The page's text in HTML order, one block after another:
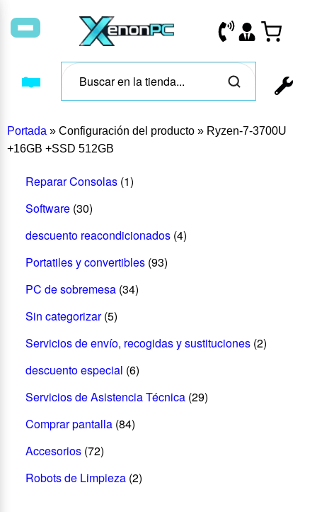
Portada » Configuración del producto » Ryzen-7-3700U
+16GB +SSD 512GB
Reparar Consolas (1)
Software (30)
descuento reacondicionados (4)
Portatiles y convertibles (93)
PC de sobremesa (34)
Sin categorizar (5)
Servicios de envío, recogidas y sustituciones (2)
descuento especial (6)
Servicios de Asistencia Técnica (29)
Comprar pantalla (84)
Accesorios (72)
Robots de Limpieza (2)